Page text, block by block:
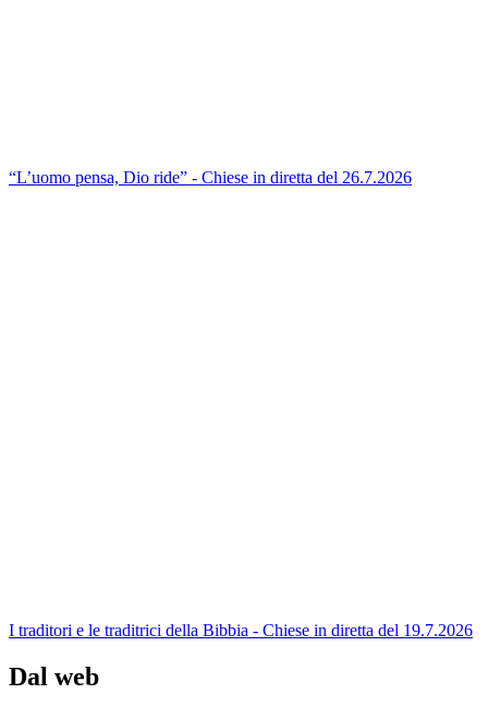
“L’uomo pensa, Dio ride” - Chiese in diretta del 26.7.2026
I traditori e le traditrici della Bibbia - Chiese in diretta del 19.7.2026
Dal web